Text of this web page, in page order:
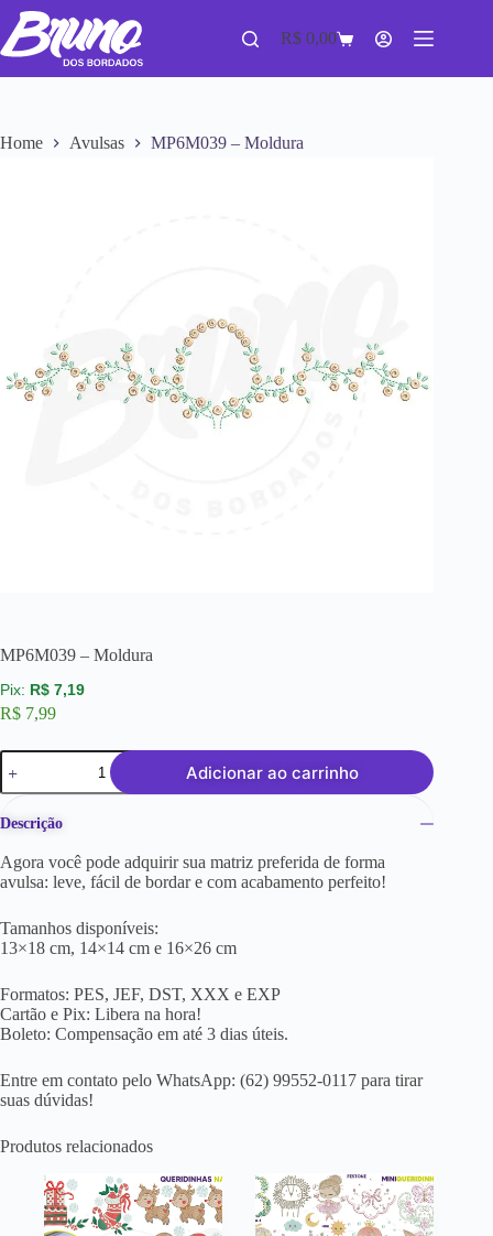
R$ 0,00
Home Avulsas MP6M039 – Moldura
MP6M039 – Moldura
R$ 7,19
R$ 7,99
Adicionar ao carrinho
Descrição
Agora você pode adquirir sua matriz preferida de forma
avulsa: leve, fácil de bordar e com acabamento perfeito!
Tamanhos disponíveis:
13×18 cm, 14×14 cm e 16×26 cm
Formatos: PES, JEF, DST, XXX e EXP
Cartão e Pix: Libera na hora!
Boleto: Compensação em até 3 dias úteis.
Entre em contato pelo WhatsApp: (62) 99552-0117 para tirar
suas dúvidas!
Produtos relacionados